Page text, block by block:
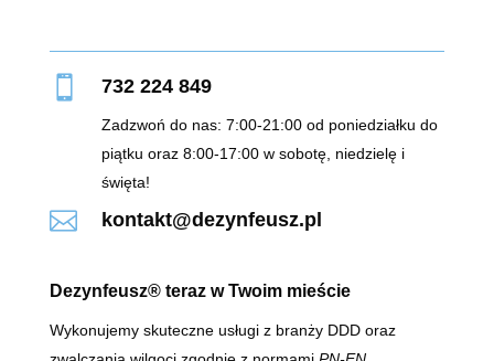
 732 224 849
Zadzwoń do nas: 7:00-21:00 od poniedziałku do
piątku oraz 8:00-17:00 w sobotę, niedzielę i
święta!
 kontakt@dezynfeusz.pl
Dezynfeusz® teraz w Twoim mieście
Wykonujemy skuteczne usługi z branży DDD oraz